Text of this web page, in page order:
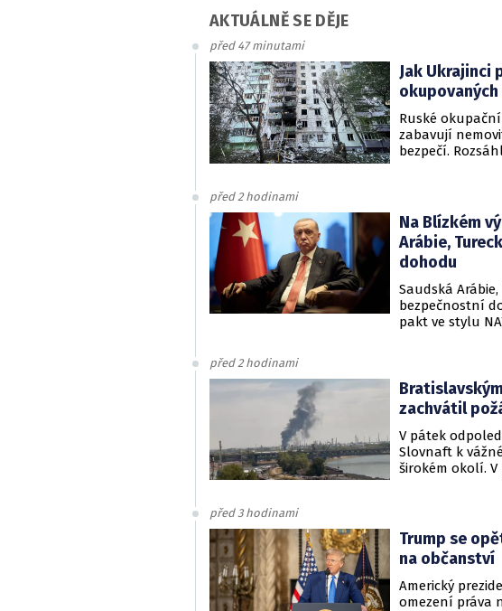
AKTUÁLNĚ SE DĚJE
před 47 minutami
Jak Ukrajinci
Ruské
zabavují
bezpečí.
před 2 hodinami
Na Blízkém
Arábie,
dohodu
Saudská
bezpečnostní
pakt ve stylu
před 2 hodinami
zachvátil
V pátek
Slovnaft k
širokém okolí.
před 3 hodinami
Trump se
na občanství
Americký
omezení práva